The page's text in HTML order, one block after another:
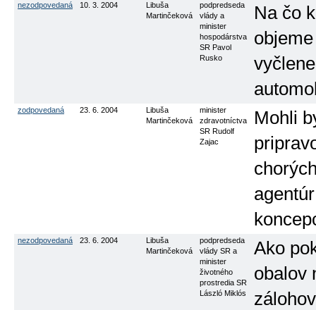
nezodpovedaná 10. 3. 2004
Libuša
Martinčeková
podpredseda
vlády a
minister
hospodárstva
SR Pavol
Rusko
Na čo
zodpovedaná 23. 6. 2004
Libuša
Martinčeková
minister
zdravotníctva
SR Rudolf
Zajac
Mohli
nezodpovedaná 23. 6. 2004
Libuša
Martinčeková
podpredseda
vlády SR a
minister
životného
prostredia SR
László Miklós
Ako
obalov